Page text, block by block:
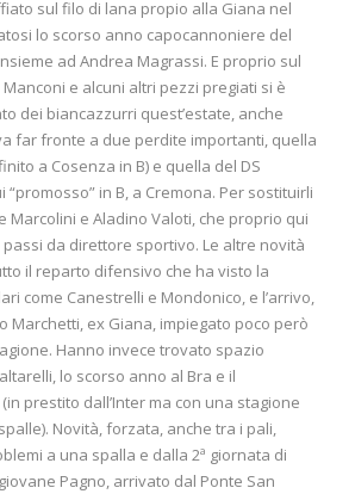
sul filo di lana propio alla Giana nel
lo scorso anno capocannoniere del
ad Andrea Magrassi. E proprio sul
e alcuni altri pezzi pregiati si è
dei biancazzurri quest’estate, anche
far fronte a due perdite importanti, quella
a Cosenza in B) e quella del DS
“promosso” in B, a Cremona. Per sostituirli
Marcolini e Aladino Valoti, che proprio qui
da direttore sportivo. Le altre novità
il reparto difensivo che ha visto la
come Canestrelli e Mondonico, e l’arrivo,
Marchetti, ex Giana, impiegato poco però
Hanno invece trovato spazio
lo scorso anno al Bra e il
prestito dall’Inter ma con una stagione
Novità, forzata, anche tra i pali,
a una spalla e dalla 2ª giornata di
Pagno, arrivato dal Ponte San